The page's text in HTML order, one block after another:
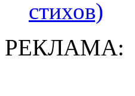
стихов)
РЕКЛАМА: